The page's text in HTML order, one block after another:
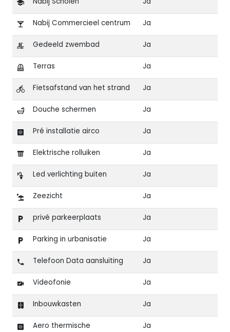
Nabij Commercieel centrum Ja
Gedeeld zwembad Ja
Terras Ja
Fietsafstand van het strand Ja
Douche schermen Ja
Pré installatie airco Ja
Elektrische rolluiken Ja
Led verlichting buiten Ja
Zeezicht Ja
privé parkeerplaats Ja
Parking in urbanisatie Ja
Telefoon Data aansluiting Ja
Videofonie Ja
Inbouwkasten Ja
Aero thermische
Ja